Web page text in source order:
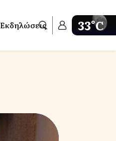
Εκδηλώσεις 33°C
Get